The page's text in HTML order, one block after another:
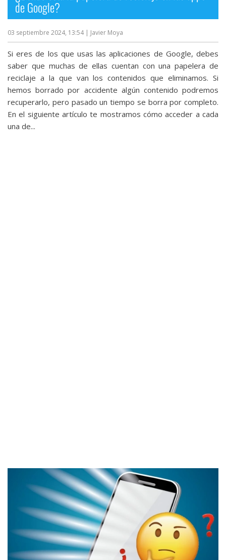
/
Publicidad
/
Cambiar
opciones
de
privacidad
/
Aviso
Legal
de Google?
03 septiembre 2024, 13:54 | Javier Moya
Si eres de los que usas las aplicaciones de Google, debes
saber que muchas de ellas cuentan con una papelera de
reciclaje a la que van los contenidos que eliminamos. Si
hemos borrado por accidente algún contenido podremos
recuperarlo, pero pasado un tiempo se borra por completo.
En el siguiente artículo te mostramos cómo acceder a cada
una de...